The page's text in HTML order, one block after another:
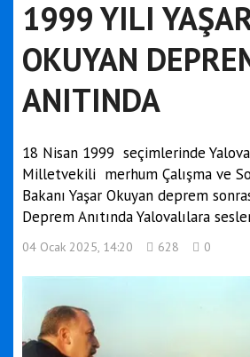
1999 YILI
OKUYAN
ANITINDA
18 Nisan 1999 seçimlerinde
Milletvekili merhum Çalışma ve
Bakanı Yaşar Okuyan deprem
Deprem Anıtında Yalovalılara
04 Ocak 2025, 14:20 628 0